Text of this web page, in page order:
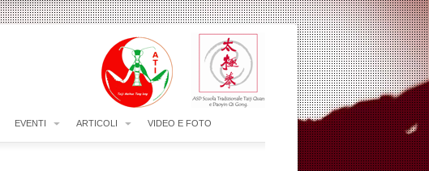
EVENTI ARTICOLI VIDEO E FOTO